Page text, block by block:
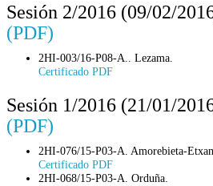
Sesión 2/2016 (09/02/
(PDF)
2HI-003/16-P08-
Certificado PDF
Sesión 1/2016 (21/01/
(PDF)
2HI-076/15-P03-A.
Certificado PDF
2HI-068/15-P03-